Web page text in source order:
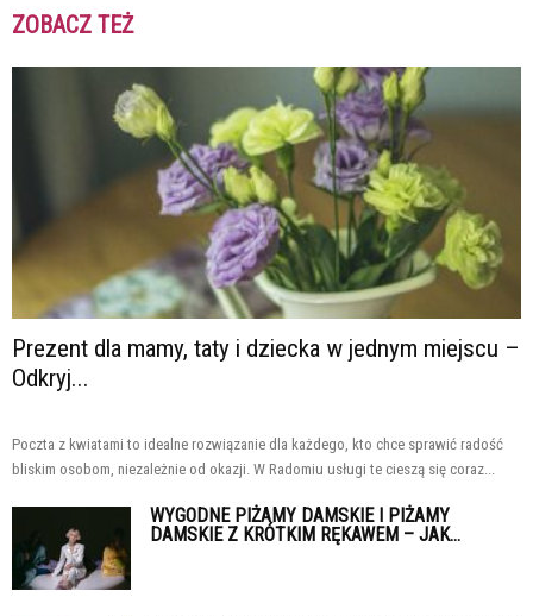
ZOBACZ TEŻ
Prezent dla mamy, taty i dziecka w jednym miejscu –
Odkryj...
Poczta z kwiatami to idealne rozwiązanie dla każdego, kto chce sprawić radość
bliskim osobom, niezależnie od okazji. W Radomiu usługi te cieszą się coraz...
WYGODNE PIŻAMY DAMSKIE I PIŻAMY
DAMSKIE Z KRÓTKIM RĘKAWEM – JAK...